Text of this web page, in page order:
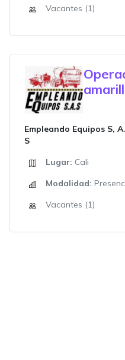
Vacantes (1)
Empleando Equipos S, A.
S
Lugar: Cali
Modalidad:
Vacantes (1)